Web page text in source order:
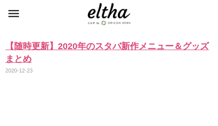
【随時更新】2020年のスタバ新作メニュー＆グッズ
まとめ
2020-12-23